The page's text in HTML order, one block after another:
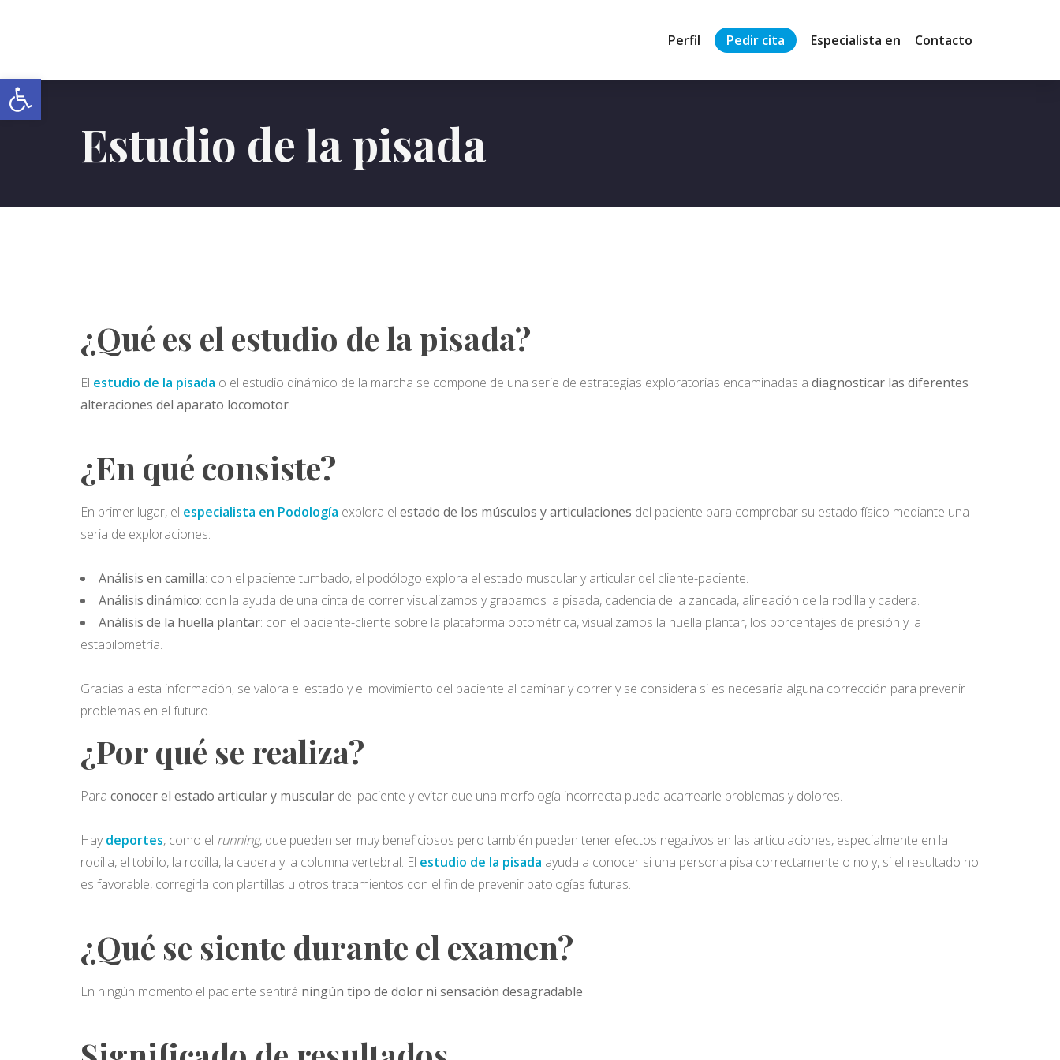
Abrir barra de herramientas
Perfil Pedir cita Especialista en Contacto
Estudio de la pisada
¿Qué es el estudio de la pisada?
El estudio de la pisada o el estudio dinámico de la marcha se compone de una serie de estrategias exploratorias encaminadas a diagnosticar las diferentes
alteraciones del aparato locomotor.
¿En qué consiste?
En primer lugar, el especialista en Podología explora el estado de los músculos y articulaciones del paciente para comprobar su estado físico mediante una
seria de exploraciones:
Análisis en camilla: con el paciente tumbado, el podólogo explora el estado muscular y articular del cliente-paciente.
Análisis dinámico: con la ayuda de una cinta de correr visualizamos y grabamos la pisada, cadencia de la zancada, alineación de la rodilla y cadera.
Análisis de la huella plantar: con el paciente-cliente sobre la plataforma optométrica, visualizamos la huella plantar, los porcentajes de presión y la
estabilometría.
Gracias a esta información, se valora el estado y el movimiento del paciente al caminar y correr y se considera si es necesaria alguna corrección para prevenir
problemas en el futuro.
¿Por qué se realiza?
Para conocer el estado articular y muscular del paciente y evitar que una morfología incorrecta pueda acarrearle problemas y dolores.
Haydeportes, como el running, que pueden ser muy beneficiosos pero también pueden tener efectos negativos en las articulaciones, especialmente en la
rodilla, el tobillo, la rodilla, la cadera y la columna vertebral. El estudio de la pisada ayuda a conocer si una persona pisa correctamente o no y, si el resultado no
es favorable, corregirla con plantillas u otros tratamientos con el fin de prevenir patologías futuras.
¿Qué se siente durante el examen?
En ningún momento el paciente sentirá ningún tipo de dolor ni sensación desagradable.